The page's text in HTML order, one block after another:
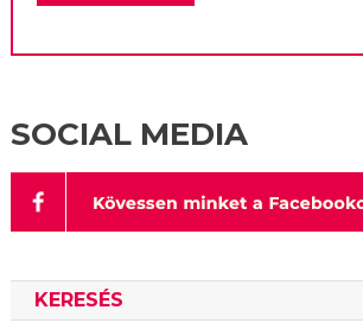
SOCIAL MEDIA
KERESÉS